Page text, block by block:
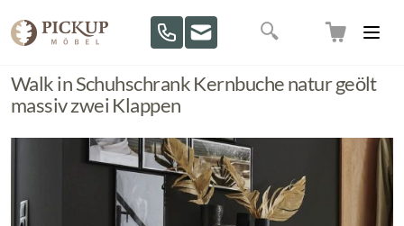
Suche
Walk in Schuhschrank Kernbuche natur geölt
massiv zwei Klappen